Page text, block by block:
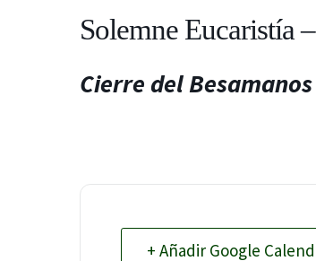
Solemne Eucaristía
Cierre del
+ Añadir Google